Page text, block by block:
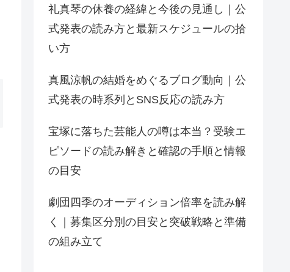
礼真琴の休養の経緯と今後の見通し｜公
式発表の読み方と最新スケジュールの拾
い方
真風涼帆の結婚をめぐるブログ動向｜公
式発表の時系列とSNS反応の読み方
宝塚に落ちた芸能人の噂は本当？受験エ
ピソードの読み解きと確認の手順と情報
の目安
劇団四季のオーディション倍率を読み解
く｜募集区分別の目安と突破戦略と準備
の組み立て